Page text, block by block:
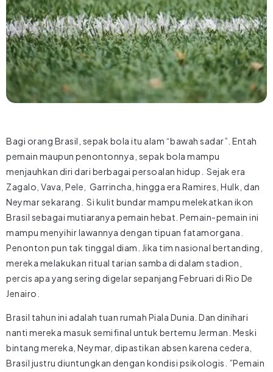
Bagi orang Brasil, sepak bola itu alam “bawah sadar”. Entah
pemain maupun penontonnya, sepak bola mampu
menjauhkan diri dari berbagai persoalan hidup. Sejak era
Zagalo, Vava, Pele, Garrincha, hingga era Ramires, Hulk, dan
Neymar sekarang. Si kulit bundar mampu melekatkan ikon
Brasil sebagai mutiaranya pemain hebat. Pemain-pemain ini
mampu menyihir lawannya dengan tipuan fatamorgana.
Penonton pun tak tinggal diam. Jika tim nasional bertanding,
mereka melakukan ritual tarian samba di dalam stadion,
percis apa yang sering digelar sepanjang Februari di Rio De
Jenairo.
Brasil tahun ini adalah tuan rumah Piala Dunia. Dan dinihari
nanti mereka masuk semifinal untuk bertemu Jerman. Meski
bintang mereka, Neymar, dipastikan absen karena cedera,
Brasil justru diuntungkan dengan kondisi psikologis. ”Pemain